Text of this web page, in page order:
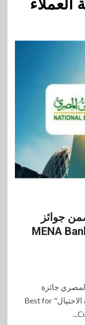
جوائز
MENA
جائزة
أفضل بنك في حماية العملاء ومكافحة الاحتيال" Best for